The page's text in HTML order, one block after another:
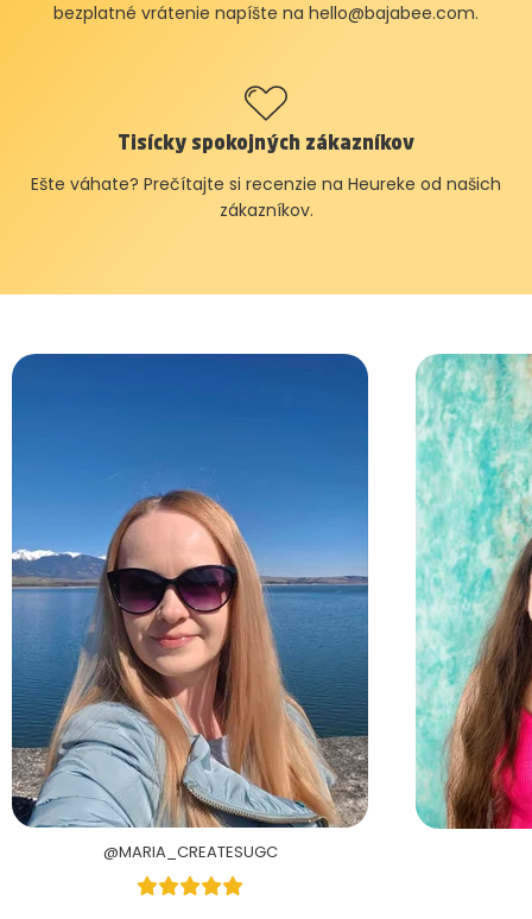
bezplatné vrátenie napíšte na hello@bajabee.com.
Tisícky spokojných zákazníkov
Ešte váhate? Prečítajte si recenzie na Heureke od našich
zákazníkov.
@MARIA_CREATESUGC